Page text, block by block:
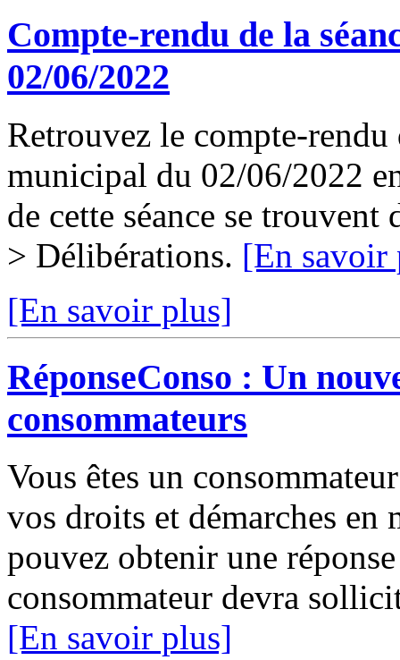
Compte-rendu de la
02/06/2022
Retrouvez le compte-rendu
municipal du 02/06/2022
de cette séance se
> Délibérations. [En savoir
[En savoir plus]
RéponseConso : Un
consommateurs
Vous êtes un
vos droits et démarches en
pouvez obtenir une
consommateur devra
[En savoir plus]